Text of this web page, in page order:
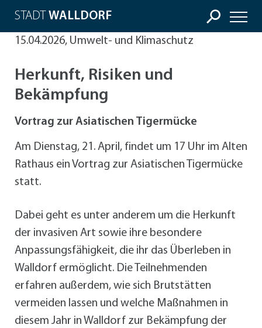
STADT WALLDORF
15.04.2026, Umwelt- und Klimaschutz
Herkunft, Risiken und
Bekämpfung
Vortrag zur Asiatischen Tigermücke
Am Dienstag, 21. April, findet um 17 Uhr im Alten
Rathaus ein Vortrag zur Asiatischen Tigermücke
statt.
Dabei geht es unter anderem um die Herkunft
der invasiven Art sowie ihre besondere
Anpassungsfähigkeit, die ihr das Überleben in
Walldorf ermöglicht. Die Teilnehmenden
erfahren außerdem, wie sich Brutstätten
vermeiden lassen und welche Maßnahmen in
diesem Jahr in Walldorf zur Bekämpfung der